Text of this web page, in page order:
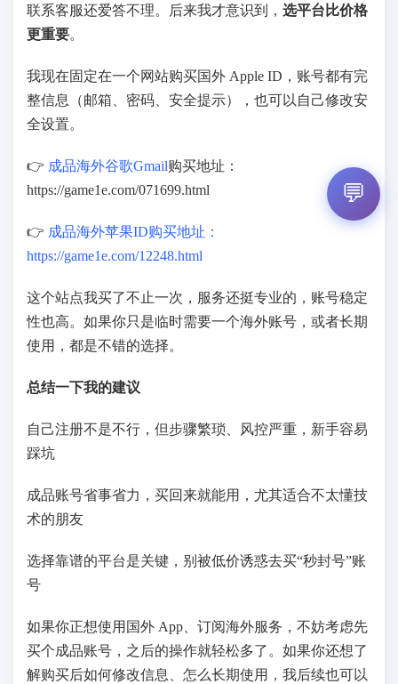
联系客服还爱答不理。后来我才意识到， 选平台比价格
更重要。
我现在固定在一个网站购买国外 Apple ID，账号都有完
整信息（邮箱、密码、安全提示），也可以自己修改安
全设置。
👉 成品海外谷歌Gmail购买地址：
https://game1e.com/071699.html
👉 成品海外苹果ID购买地址：
https://game1e.com/12248.html
这个站点我买了不止一次，服务还挺专业的，账号稳定
性也高。如果你只是临时需要一个海外账号，或者长期
使用，都是不错的选择。
总结一下我的建议
自己注册不是不行，但步骤繁琐、风控严重，新手容易
踩坑
成品账号省事省力，买回来就能用，尤其适合不太懂技
术的朋友
选择靠谱的平台是关键，别被低价诱惑去买“秒封号”账
号
如果你正想使用国外 App、订阅海外服务，不妨考虑先
买个成品账号，之后的操作就轻松多了。如果你还想了
解购买后如何修改信息、怎么长期使用，我后续也可以
💬